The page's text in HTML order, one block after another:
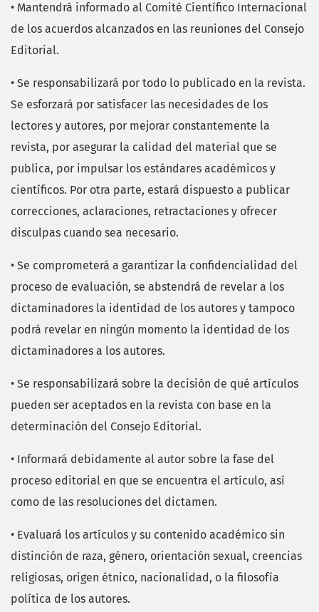
• Mantendrá informado al Comité Científico Internacional
de los acuerdos alcanzados en las reuniones del Consejo
Editorial.
• Se responsabilizará por todo lo publicado en la revista.
Se esforzará por satisfacer las necesidades de los
lectores y autores, por mejorar constantemente la
revista, por asegurar la calidad del material que se
publica, por impulsar los estándares académicos y
científicos. Por otra parte, estará dispuesto a publicar
correcciones, aclaraciones, retractaciones y ofrecer
disculpas cuando sea necesario.
• Se comprometerá a garantizar la confidencialidad del
proceso de evaluación, se abstendrá de revelar a los
dictaminadores la identidad de los autores y tampoco
podrá revelar en ningún momento la identidad de los
dictaminadores a los autores.
• Se responsabilizará sobre la decisión de qué artículos
pueden ser aceptados en la revista con base en la
determinación del Consejo Editorial.
• Informará debidamente al autor sobre la fase del
proceso editorial en que se encuentra el artículo, así
como de las resoluciones del dictamen.
• Evaluará los artículos y su contenido académico sin
distinción de raza, género, orientación sexual, creencias
religiosas, origen étnico, nacionalidad, o la filosofía
política de los autores.